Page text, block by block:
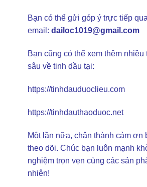
Bạn có thể gửi góp ý trực tiếp
email: dailoc1019@gmail.com
Bạn cũng có thể xem thêm nhiều
sâu về tinh dầu tại:
https://tinhdauduoclieu.com
https://tinhdauthaoduoc.net
Một lần nữa, chân thành cảm ơn
theo dõi. Chúc bạn luôn mạnh
nghiệm trọn vẹn cùng các sản
nhiên!